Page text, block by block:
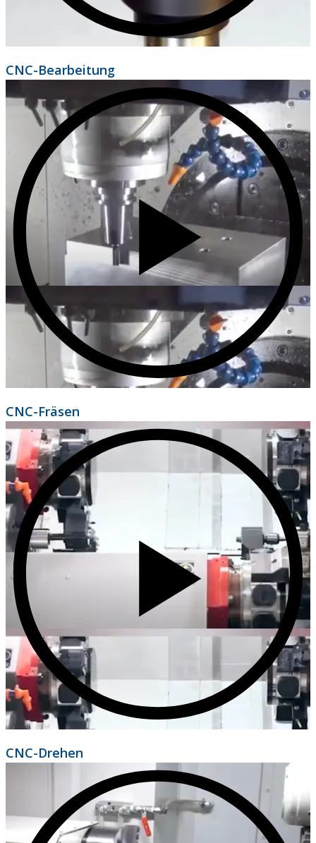
CNC-Bearbeitung
CNC-Fräsen
CNC-Drehen